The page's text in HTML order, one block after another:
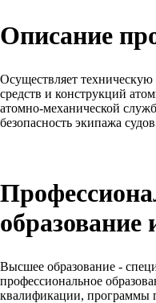
Описание
Осуществляет
средств и конструкций
атомно-механической
безопасность экипажа
образование
Высшее образование -
профессиональное
квалификации, программы